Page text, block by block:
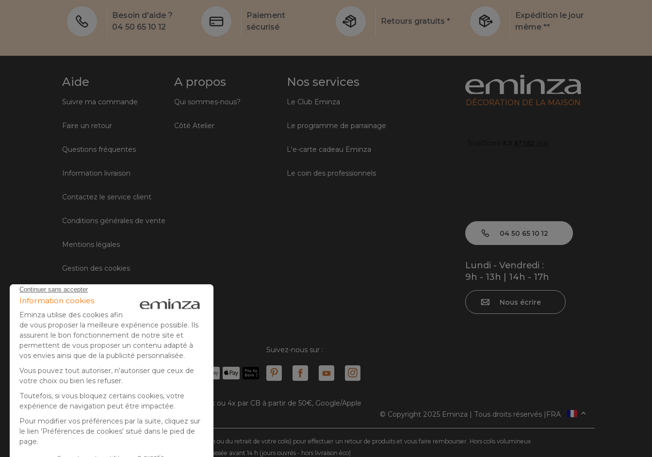
Besoin d'aide ?
04 50 65 10 12
Paiement
sécurisé
Retours gratuits *
Expédition le jour
même **
Aide
Suivre ma commande
Faire un retour
Questions fréquentes
Information livraison
Contactez le service client
Conditions générales de vente
Mentions légales
Gestion des cookies
Avis client
A propos
Qui sommes-nous?
Côté Atelier
Nos services
Le Club Eminza
Le programme de parrainage
L'e-carte cadeau Eminza
Le coin des professionnels
DÉCORATION DE LA MAISON
04 50 65 10 12
Lundi - Vendredi :
9h - 13h | 14h - 17h
Nous écrire
Paiement sécurisé Suivez-nous sur :
Carte bancaire, PayPal, virement bancaire, 3x ou 4x par CB à partir de 50€, Google/Apple
© Copyright 2025 Eminza | Tous droits réservés |
ESPAÑA
ITALIE
DEUTSCHLAND
FRA
* Vous disposez de 30 jours (à compter de la réception ou du retrait de votre colis) pour effectuer un retour de produits et vous faire rembourser. Hors colis volumineux
** Expédition le jour même pour toute commande passée avant 14 h (jours ouvrés - hors livraison éco)